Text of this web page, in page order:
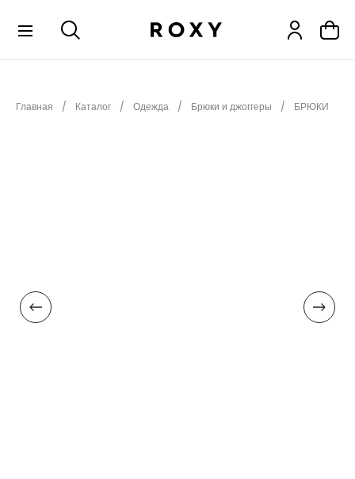
ПЛЯЖНАЯ ОДЕЖДА
АКСЕССУАРЫ
Главная Каталог Одежда Брюки и джоггеры БРЮКИ